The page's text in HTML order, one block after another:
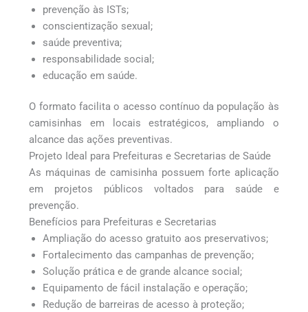
prevenção às ISTs;
conscientização sexual;
saúde preventiva;
responsabilidade social;
educação em saúde.
O formato facilita o acesso contínuo da população às
camisinhas em locais estratégicos, ampliando o
alcance das ações preventivas.
Projeto Ideal para Prefeituras e Secretarias de Saúde
As máquinas de camisinha possuem forte aplicação
em projetos públicos voltados para saúde e
prevenção.
Benefícios para Prefeituras e Secretarias
Ampliação do acesso gratuito aos preservativos;
Fortalecimento das campanhas de prevenção;
Solução prática e de grande alcance social;
Equipamento de fácil instalação e operação;
Redução de barreiras de acesso à proteção;